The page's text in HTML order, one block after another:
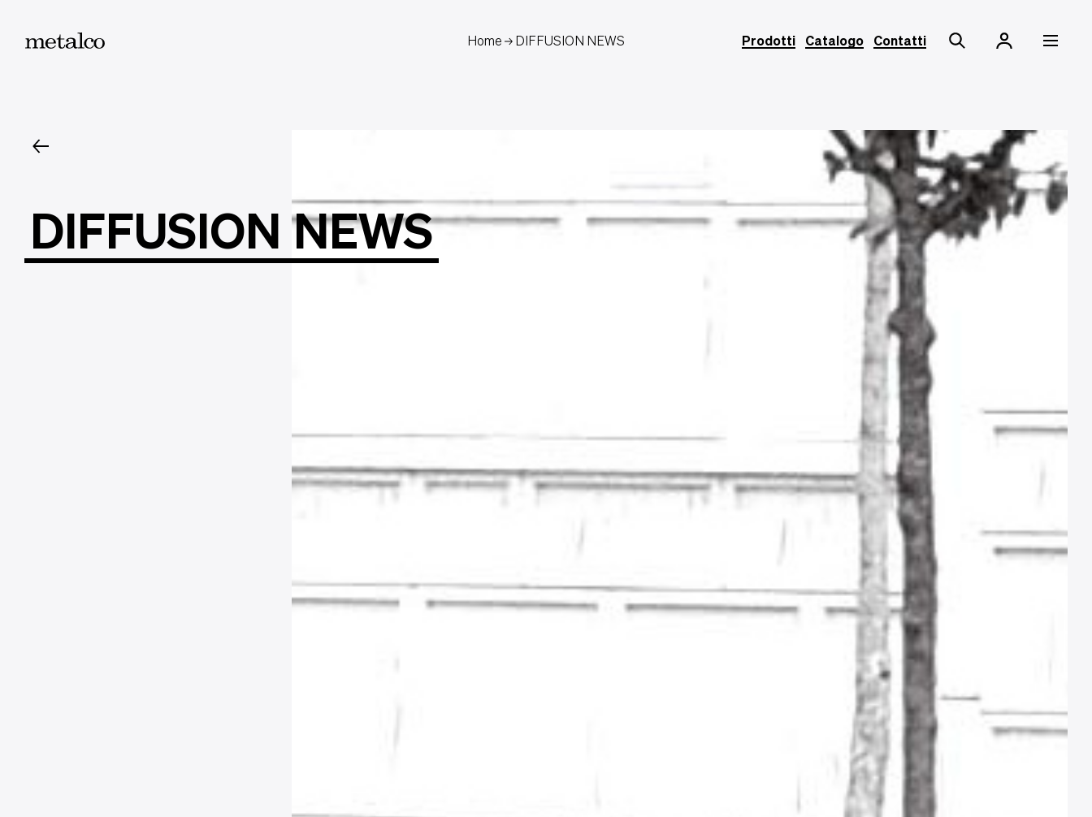
Home DIFFUSION NEWS Prodotti Catalogo Contatti
DIFFUSION NEWS